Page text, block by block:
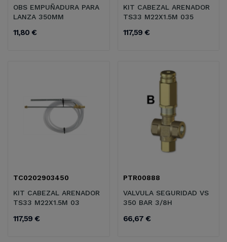
OBS EMPUÑADURA PARA
LANZA 350MM
11,80 €
KIT CABEZAL ARENADOR
TS33 M22X1.5M 035
117,59 €
TC0202903450
KIT CABEZAL ARENADOR
TS33 M22X1.5M 03
117,59 €
PTR00888
VALVULA SEGURIDAD VS
350 BAR 3/8H
66,67 €